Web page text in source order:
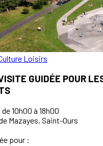
Loisirs
GUIDÉE POUR
10h00 à 18h00
Mazayes, Saint-Ours
pour :